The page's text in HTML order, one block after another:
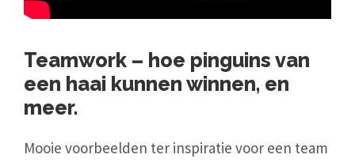
Teamwork – hoe pinguins van
een haai kunnen winnen, en
meer.
Mooie voorbeelden ter inspiratie voor een team